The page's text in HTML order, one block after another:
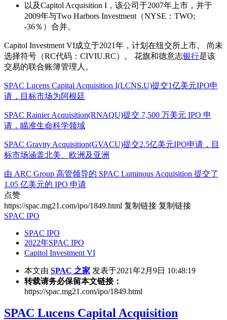
以及Capitol Acquisition I，该公司于2007年上市，并于
2009年与Two Harbors Investment（NYSE：TWO;
-36％）合并。
Capitol Investment VI成立于2021年，计划在纽交所上市。 尚未
选择符号（RC代码：CIVIU.RC）。 花旗和德意志银行是该
交易的联合账簿管理人。
SPAC Lucens Capital Acquisition I(LCNS.U)提交1亿美元IPO申
请，目标市场为阿根廷
SPAC Rainier Acquisition(RNAQU)提交 7,500 万美元 IPO 申
请，瞄准生命科学领域
SPAC Gravity Acquisition(GVACU)提交2.5亿美元IPO申请，目
标市场涵盖北美、欧洲及亚洲
由 ARC Group 高管领导的 SPAC Luminous Acquisition 提交了
1.05 亿美元的 IPO 申请
点赞
https://spac.mg21.com/ipo/1849.html 复制链接 复制链接
SPAC IPO
SPAC IPO
2022年SPAC IPO
Capitol Investment VI
本文由 SPAC 之家 发表于2021年2月9日 10:48:19
转载请务必保留本文链接：
https://spac.mg21.com/ipo/1849.html
SPAC Lucens Capital Acquisition